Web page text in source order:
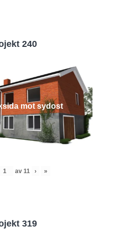
240
mot sydost
av 11 › »
319